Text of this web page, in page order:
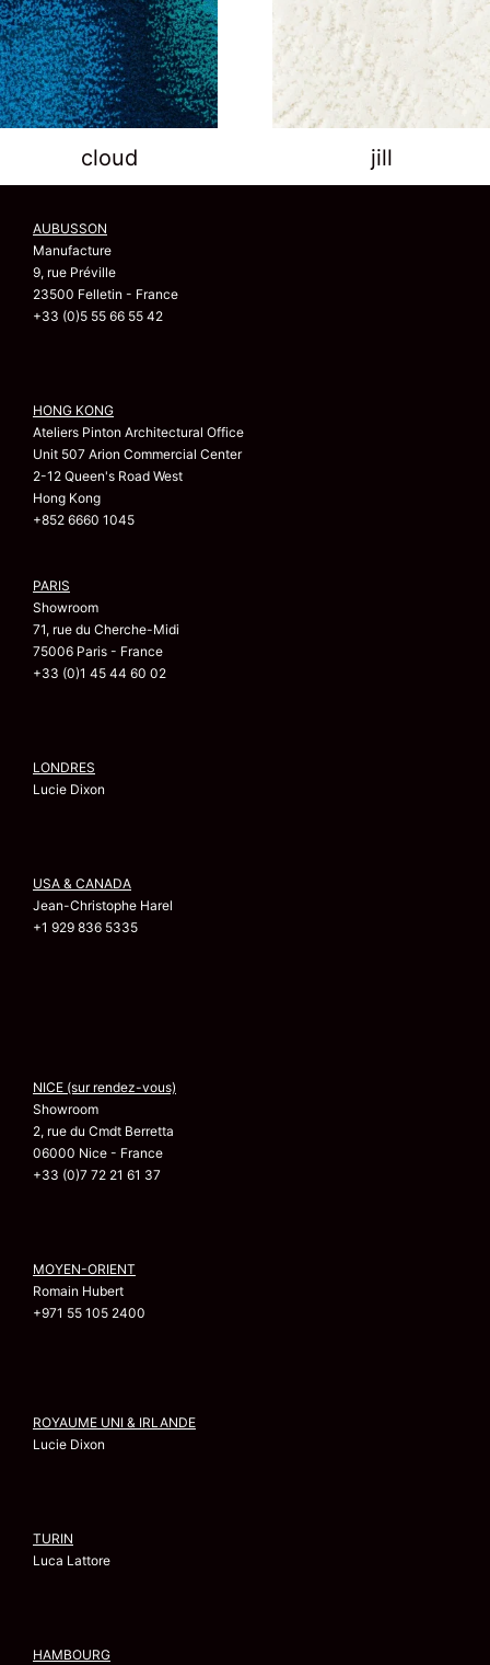
cloud jill
AUBUSSON
Manufacture
9, rue Préville
23500 Felletin - France
+33 (0)5 55 66 55 42
HONG KONG
Ateliers Pinton Architectural Office
Unit 507 Arion Commercial Center
2-12 Queen's Road West
Hong Kong
+852 6660 1045
PARIS
Showroom
71, rue du Cherche-Midi
75006 Paris - France
+33 (0)1 45 44 60 02
LONDRES
Lucie Dixon
USA & CANADA
Jean-Christophe Harel
+1 929 836 5335
NICE (sur rendez-vous)
Showroom
2, rue du Cmdt Berretta
06000 Nice - France
+33 (0)7 72 21 61 37
MOYEN-ORIENT
Romain Hubert
+971 55 105 2400
ROYAUME UNI & IRLANDE
Lucie Dixon
TURIN
Luca Lattore
HAMBOURG